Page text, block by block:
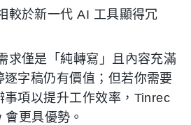
較於新一代 AI 工具顯得冗
求僅是「純轉寫」且內容充滿
字稿仍有價值；但若你需要
事項以提升工作效率，Tinrec
更具優勢。